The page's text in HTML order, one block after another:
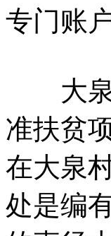
专门账户
大泉
准扶贫
在大泉
处是编